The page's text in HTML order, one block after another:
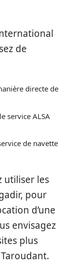
de
directe de
service ALSA
de navette
utiliser les
pour
d’une
envisagez
plus